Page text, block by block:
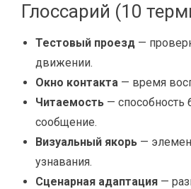
Глоссарий (10
Тестовый проезд —
движении.
Окно контакта — время
Читаемость — способность
сообщение.
Визуальный якорь —
узнавания.
Сценарная адаптация —